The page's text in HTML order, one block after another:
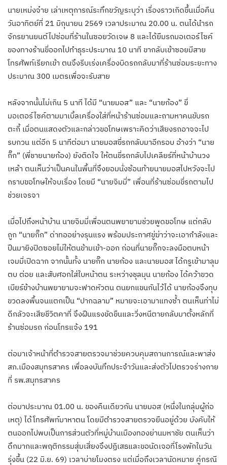
นายเหม่งจ๋าย เล่าเหตุการณ์ระทึกขวัญระบุว่า เรื่องราวเกิดขึ้นเมื่อคืน
วันอาทิตย์ที่ 21 มิถุนายน 2569 เวลาประมาณ 20.00 น. ตนได้นำรถ
จักรยานยนต์ไปซ่อมที่ร้านในซอยวัดเจษ 8 และได้ยืมรถมอเตอร์ไซค์
ของทางร้านขี่ออกไปทำธุระประมาณ 10 นาที ขากลับเข้าซอยมีสาย
โทรศัพท์เรียกเข้า ตนจึงรีบเร่งเครื่องบิดรถกลับมาที่ร้านซ่อมระยะทาง
ประมาณ 300 เมตรเพื่อจะรับสาย
หลังจากนั้นไม่เกิน 5 นาที ได้มี “นายมอส” และ “นายก้อง” ขี่
มอเตอร์ไซค์ตามมาเบิ้ลเครื่องใส่ที่หน้าร้านซ่อมและถามหาคนขับรถ
ตะกี้ เมื่อตนแสดงตัวและกล่าวขอโทษเพราะคิดว่าเสียงรถอาจจะไป
รบกวน แต่อีก 5 นาทีต่อมา นายมอสขี่รถกลับมาอีกรอบ อ้างว่า “นาย
กิ๊ก” (พี่ชายนายก้อง) ยังติดใจ ให้ตนขี่รถกลับไปเคลียร์ที่หน้าบ้านวง
เหล้า ตนเห็นว่าเป็นคนในพื้นที่จึงยอมนั่งซ้อนท้ายนายมอสไปหวังจะไป
กราบขอโทษให้จบเรื่อง โดยมี “นายจิมมี่” เพื่อนที่ร้านซ่อมขี่รถตามไป
ช่วยเจรจา
เมื่อไปถึงหน้าบ้าน นายจิมมี่เพื่อนตนพยายามช่วยพูดขอโทษ แต่กลับ
ถูก “นายกิ๊ก” ด่าทออย่างรุนแรง พร้อมประกาศขู่ฆ่าว่าจะเอากำลังและ
ปืนมายิงปิดซอยไม่ให้ตนข้ามเข้า-ออก ก่อนที่นายกิ๊กจะลงมือตบหน้า
เจมมี่เปิดฉาก จากนั้นทั้ง นายกิ๊ก นายก้อง และนายมอส ได้กรูเข้ามาลุม
ตบ ต่อย และสับศอกใส่ใบหน้าตน ระหว่างชุลมุน นายก้อง ได้คว้าขวด
เบียร์ข้างบ้านพยายามจะฟาดหัวตน ตนยกแขนกันไว้ได้ นายก้องจึงทุบ
ขวดลงพื้นจนแตกเป็น “ปากฉลาม” หมายจะเอามาแทงซ้ำ ตนเห็นท่าไม่
ดีกลัวจะเสียชีวิตคาที่ จึงฝืนแรงขัดขืนและวิ่งหนีตายกลับมาตั้งหลักที่
ร้านซ่อมรถ ก่อนโทรแจ้ง 191
ต่อมาเจ้าหน้าที่ตำรวจสายตรวจมาช่วยควบคุมสถานการณ์และพาส่ง
สภ.เมืองสมุทรสาคร เพื่อลงบันทึกประจำวันและส่งตัวไปตรวจร่างกาย
ที่ รพ.สมุทรสาคร
ต่อมาประมาณ 01.00 น. ของคืนเดียวกัน นายมอส (หนึ่งในกลุ่มผู้ก่อ
เหตุ) ได้โทรศัพท์มาหาตน โดยมีตำรวจสายตรวจยืนอยู่ด้วย บังคับให้
ตนออกไปพบเป็นการส่วนตัวที่หมู่บ้านเมืองทองย่านมหาชัย ตนเห็นว่า
ดึกมากและพฤติกรรมสุ่มเสี่ยงจึงปฏิเสธและขอนัดเจอที่โรงพักในวัน
รุ่งขึ้น (22 มิ.ย. 69) เวลาบ่ายโมงตรง แต่เมื่อถึงเวลานัดหมาย คู่กรณี